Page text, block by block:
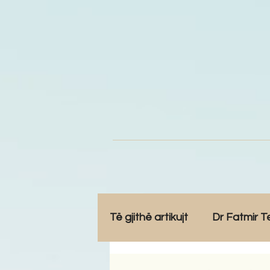
Të gjithë artikujt Dr Fatmir